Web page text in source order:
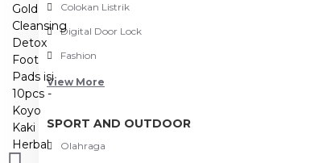
Colokan Listrik
Digital Door Lock
Fashion
View More
SPORT AND OUTDOOR
Olahraga